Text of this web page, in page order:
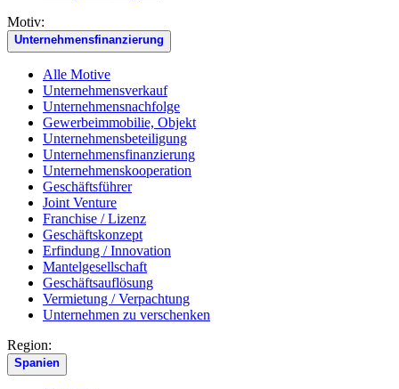
Motiv:
Unternehmensfinanzierung
Alle Motive
Unternehmensverkauf
Unternehmensnachfolge
Gewerbeimmobilie, Objekt
Unternehmensbeteiligung
Unternehmensfinanzierung
Unternehmenskooperation
Geschäftsführer
Joint Venture
Franchise / Lizenz
Geschäftskonzept
Erfindung / Innovation
Mantelgesellschaft
Geschäftsauflösung
Vermietung / Verpachtung
Unternehmen zu verschenken
Region:
Spanien